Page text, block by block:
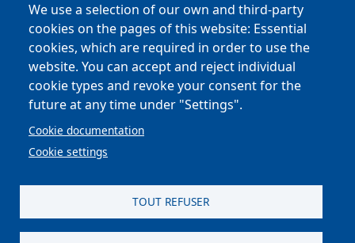
Bretagne Culture Diversité
des sites variés !
Sites
BCD
Bazhvalan
Bécédia
BED
PCI
We use a selection of our own and third-party
cookies on the pages of this website: Essential
cookies, which are required in order to use the
website. You can accept and reject individual
cookie types and revoke your consent for the
future at any time under "Settings".
Cookie documentation
Cookie settings
TOUT REFUSER